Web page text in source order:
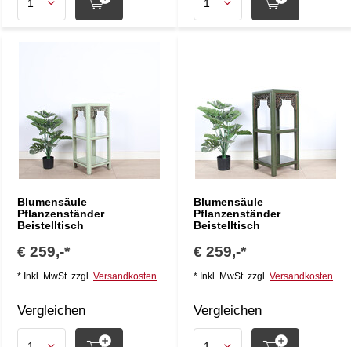
Blumensäule
Pflanzenständer
Beistelltisch
€ 259,-*
* Inkl. MwSt. zzgl. Versandkosten
Vergleichen
Blumensäule
Pflanzenständer
Beistelltisch
€ 259,-*
* Inkl. MwSt. zzgl. Versandkosten
Vergleichen